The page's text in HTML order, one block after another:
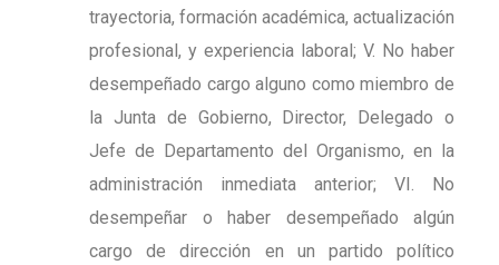
trayectoria, formación académica, actualización
profesional, y experiencia laboral; V. No haber
desempeñado cargo alguno como miembro de
la Junta de Gobierno, Director, Delegado o
Jefe de Departamento del Organismo, en la
administración inmediata anterior; VI. No
desempeñar o haber desempeñado algún
cargo de dirección en un partido político